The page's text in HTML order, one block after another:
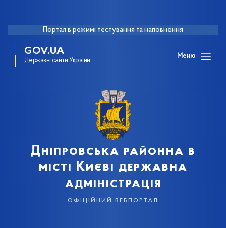
Портал в режимі тестування та наповнення
GOV.UA
Державні сайти України
Меню
Дніпровська районна в
місті Києві державна
адміністрація
офіційний вебпортал